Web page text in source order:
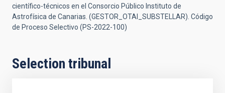
científico-técnicos en el Consorcio Público Instituto de
Astrofísica de Canarias. (GESTOR_OTAI_SUBSTELLAR). Código
de Proceso Selectivo (PS-2022-100)
Selection tribunal